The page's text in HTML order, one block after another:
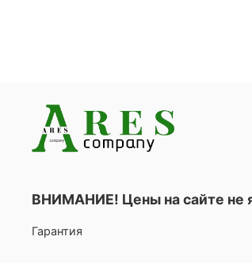
ВНИМАНИЕ! Цены на сайте не
Гарантия